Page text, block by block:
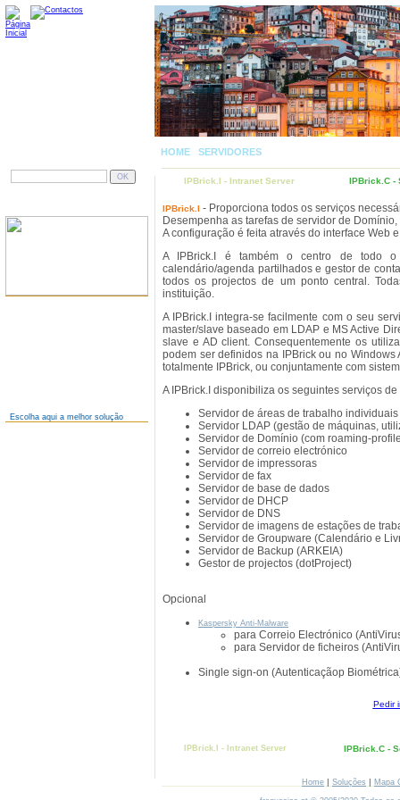
Escolha aqui a melhor solução
HOME SERVIDORES
IPBrick.I - Intranet Server IPBrick.C -
IPBrick.I - Proporciona todos os serviços
Desempenha as tarefas de servidor de
A configuração é feita através do interface Web
A IPBrick.I é também o centro de todo o
calendário/agenda partilhados e gestor de
todos os projectos de um ponto central.
instituição.
A IPBrick.I integra-se facilmente com o seu
master/slave baseado em LDAP e MS Active
slave e AD client. Consequentemente os
podem ser definidos na IPBrick ou no
totalmente IPBrick, ou conjuntamente com
A IPBrick.I disponibiliza os seguintes serviços
Servidor de áreas de trabalho
Servidor LDAP (gestão de máquinas,
Servidor de Domínio (com roaming-
Servidor de correio electrónico
Servidor de impressoras
Servidor de fax
Servidor de base de dados
Servidor de DHCP
Servidor de DNS
Servidor de imagens de estações de
Servidor de Groupware (Calendário e
Servidor de Backup (ARKEIA)
Gestor de projectos (dotProject)
Opcional
Kaspersky Anti-Malware
para Correio Electrónico
para Servidor de ficheiros
Single sign-on (Autenticaçãop
Pedir
IPBrick.I - Intranet Server IPBrick.C -
Home | Soluções | Mapa